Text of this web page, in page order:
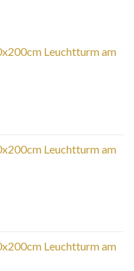
Leuchtturm am
Leuchtturm am
Leuchtturm am